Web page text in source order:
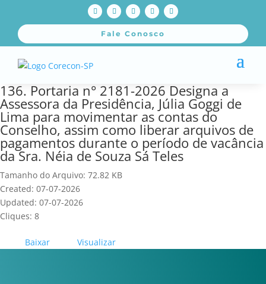
Fale Conosco
136. Portaria n° 2181-2026 Designa a
Assessora da Presidência, Júlia Goggi de
Lima para movimentar as contas do
Conselho, assim como liberar arquivos de
pagamentos durante o período de vacância
da Sra. Néia de Souza Sá Teles
Tamanho do Arquivo: 72.82 KB
Created: 07-07-2026
Updated: 07-07-2026
Cliques: 8
Baixar Visualizar